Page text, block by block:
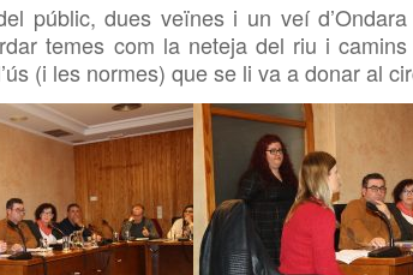
públic, dues veïnes i un veí
temes com la neteja del riu i
(i les normes) que se li va a donar al